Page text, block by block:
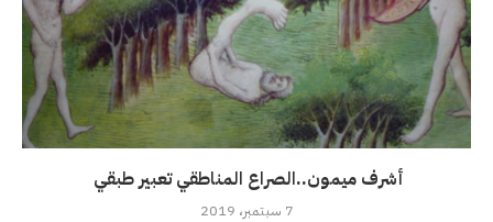
أشرف ميمون..الصراع المناطقي تعبير طبقي
7 سبتمبر، 2019